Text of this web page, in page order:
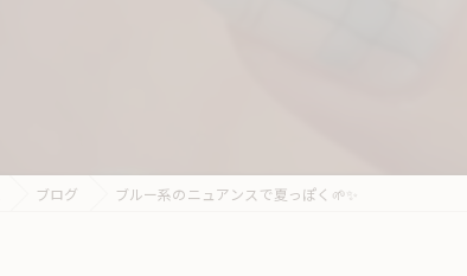
ブログ ブルー系のニュアンスで夏っぽく🌱✨